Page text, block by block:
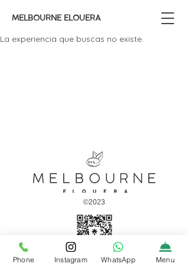
MELBOURNE ELOUERA
La experiencia que buscas no existe.
©2023
Phone Instagram WhatsApp Menu